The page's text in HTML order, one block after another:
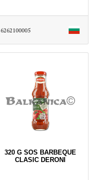
6262100005
320 G SOS BARBEQUE
CLASIC DERONI